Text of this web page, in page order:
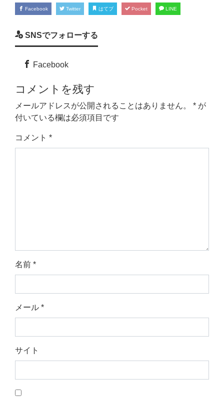
Facebook Twitter はてブ Pocket LINE
SNSでフォローする
Facebook
コメントを残す
メールアドレスが公開されることはありません。 * が
付いている欄は必須項目です
コメント *
名前 *
メール *
サイト